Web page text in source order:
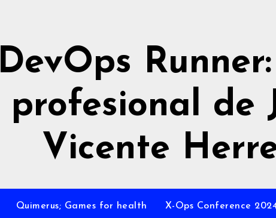
DevOps
profesional de
Vicente
Quimerus; Games for health X-Ops Conference